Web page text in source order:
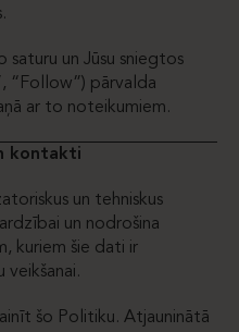
un Jūsu sniegtos
“Follow”) pārvalda
ar to noteikumiem.
kontakti
un tehniskus
un nodrošina
kuriem šie dati ir
veikšanai.
šo Politiku. Atjauninātā